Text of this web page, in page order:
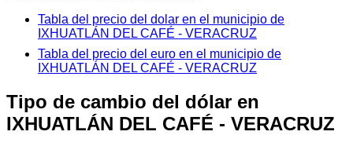
Tabla del precio del dolar en el municipio de
IXHUATLÁN DEL CAFÉ - VERACRUZ
Tabla del precio del euro en el municipio de
IXHUATLÁN DEL CAFÉ - VERACRUZ
Tipo de cambio del dólar en
IXHUATLÁN DEL CAFÉ - VERACRUZ